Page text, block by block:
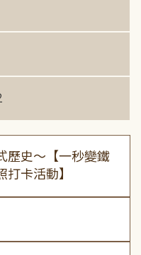
歷史〜【一秒變鐵
卡活動】